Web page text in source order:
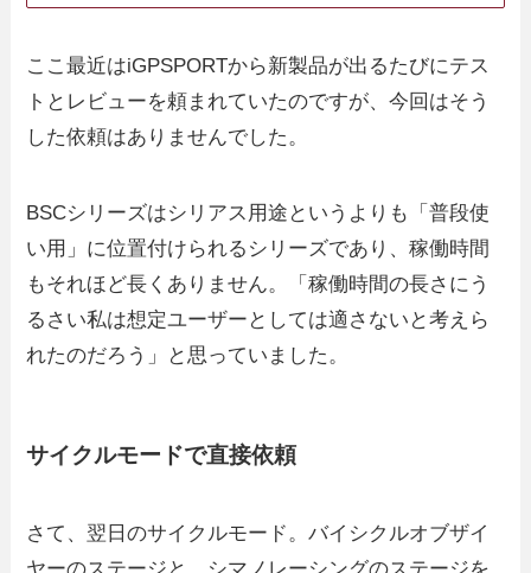
ここ最近はiGPSPORTから新製品が出るたびにテス
トとレビューを頼まれていたのですが、今回はそう
した依頼はありませんでした。
BSCシリーズはシリアス用途というよりも「普段使
い用」に位置付けられるシリーズであり、稼働時間
もそれほど長くありません。「稼働時間の長さにう
るさい私は想定ユーザーとしては適さないと考えら
れたのだろう」と思っていました。
サイクルモードで直接依頼
さて、翌日のサイクルモード。バイシクルオブザイ